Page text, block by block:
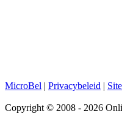
MicroBel | Privacybeleid |
Copyright © 2008 - 2026